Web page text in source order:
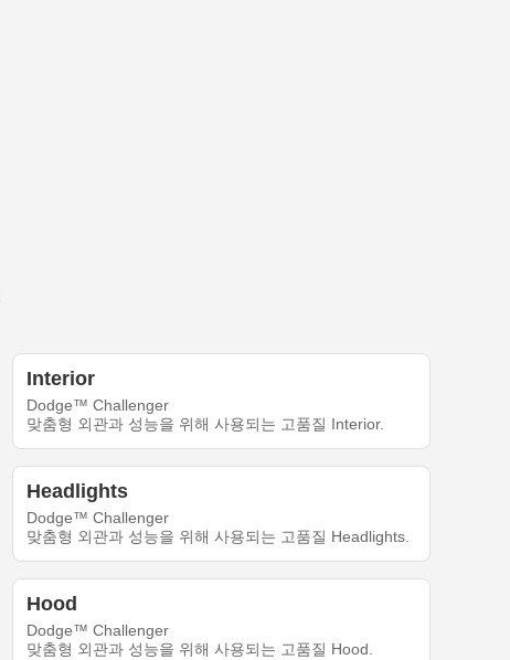
Interior
Dodge™ Challenger
맞춤형 외관과 성능을 위해 사용되는 고품질 Interior.
Headlights
Dodge™ Challenger
맞춤형 외관과 성능을 위해 사용되는 고품질 Headlights.
Hood
Dodge™ Challenger
맞춤형 외관과 성능을 위해 사용되는 고품질 Hood.